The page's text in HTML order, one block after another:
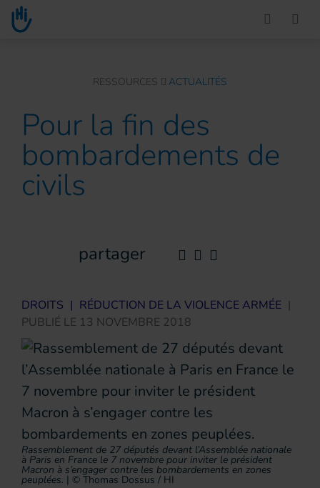
Go to main content
You are here :RESSOURCES ACTUALITÉS
Pour la fin des
bombardements de
civils
partager
DROITS | RÉDUCTION DE LA VIOLENCE ARMÉE |
PUBLIÉ LE 13 NOVEMBRE 2018
Rassemblement de 27 députés devant l’Assemblée nationale
à Paris en France le 7 novembre pour inviter le président
Macron à s’engager contre les bombardements en zones
peuplées. | © Thomas Dossus / HI